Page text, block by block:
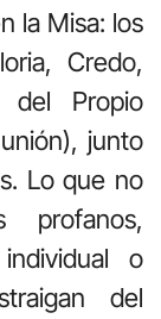
la Misa: los
Credo,
Propio
junto
Lo que no
profanos,
o
del